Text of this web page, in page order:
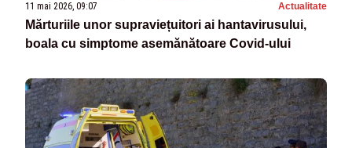
11 mai 2026, 09:07 Actualitate
Mărturiile unor supraviețuitori ai hantavirusului,
boala cu simptome asemănătoare Covid-ului